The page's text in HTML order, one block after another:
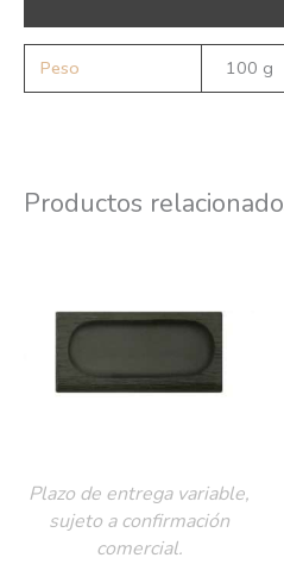
Peso 100 g
Productos
Plazo de entrega variable,
sujeto a confirmación
comercial.